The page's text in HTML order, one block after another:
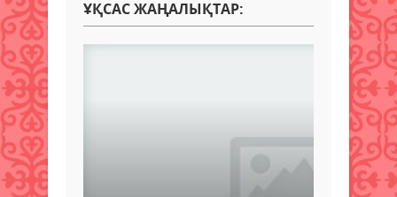
ҰҚСАС ЖАҢАЛЫҚТАР: